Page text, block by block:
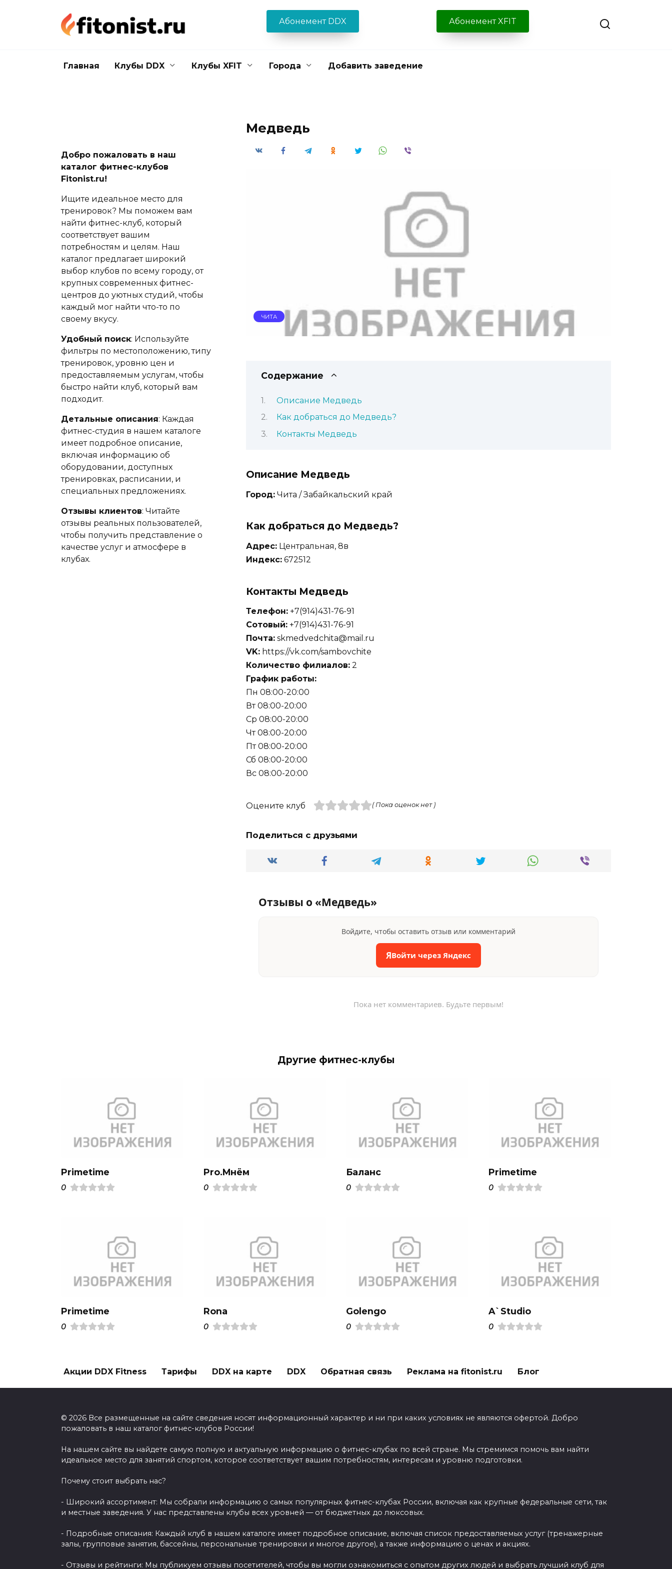
Абонемент DDX Абонемент XFIT
Главная Клубы DDX Клубы XFIT Города Добавить заведение
Медведь
ЧИТА
Содержание
Описание Медведь
Как добраться до Медведь?
Контакты Медведь
Описание Медведь
Город: Чита / Забайкальский край
Как добраться до Медведь?
Адрес: Центральная, 8в
Индекс: 672512
Контакты Медведь
Телефон: +7(914)431-76-91
Сотовый: +7(914)431-76-91
Почта: skmedvedchita@mail.ru
VK: https://vk.com/sambovchite
Количество филиалов: 2
График работы:
Пн 08:00-20:00
Вт 08:00-20:00
Ср 08:00-20:00
Чт 08:00-20:00
Пт 08:00-20:00
Сб 08:00-20:00
Вс 08:00-20:00
Оцените клуб ( Пока оценок нет )
Поделиться с друзьями
Отзывы о «Медведь»
Войдите, чтобы оставить отзыв или комментарий
ЯВойти через Яндекс
Пока нет комментариев. Будьте первым!
Добро пожаловать в наш
каталог фитнес-клубов
Fitonist.ru!
Ищите идеальное место для
тренировок? Мы поможем вам
найти фитнес-клуб, который
соответствует вашим
потребностям и целям. Наш
каталог предлагает широкий
выбор клубов по всему городу, от
крупных современных фитнес-
центров до уютных студий, чтобы
каждый мог найти что-то по
своему вкусу.
Удобный поиск: Используйте
фильтры по местоположению, типу
тренировок, уровню цен и
предоставляемым услугам, чтобы
быстро найти клуб, который вам
подходит.
Детальные описания: Каждая
фитнес-студия в нашем каталоге
имеет подробное описание,
включая информацию об
оборудовании, доступных
тренировках, расписании, и
специальных предложениях.
Отзывы клиентов: Читайте
отзывы реальных пользователей,
чтобы получить представление о
качестве услуг и атмосфере в
клубах.
Другие фитнес-клубы
Primetime
0
Pro.Mнём
0
Баланс
0
Primetime
0
Primetime
0
Rona
0
Golengo
0
A`Studio
0
Акции DDX Fitness Тарифы DDX на карте DDX Обратная связь Реклама на fitonist.ru Блог
© 2026 Все размещенные на сайте сведения носят информационный характер и ни при каких условиях не являются офертой. Добро
пожаловать в наш каталог фитнес-клубов России!
На нашем сайте вы найдете самую полную и актуальную информацию о фитнес-клубах по всей стране. Мы стремимся помочь вам найти
идеальное место для занятий спортом, которое соответствует вашим потребностям, интересам и уровню подготовки.
Почему стоит выбрать нас?
- Широкий ассортимент: Мы собрали информацию о самых популярных фитнес-клубах России, включая как крупные федеральные сети, так
и местные заведения. У нас представлены клубы всех уровней — от бюджетных до люксовых.
- Подробные описания: Каждый клуб в нашем каталоге имеет подробное описание, включая список предоставляемых услуг (тренажерные
залы, групповые занятия, бассейны, персональные тренировки и многое другое), а также информацию о ценах и акциях.
- Отзывы и рейтинги: Мы публикуем отзывы посетителей, чтобы вы могли ознакомиться с опытом других людей и выбрать лучший клуб для